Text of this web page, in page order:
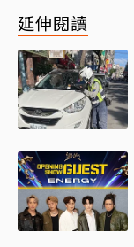
延伸閱讀